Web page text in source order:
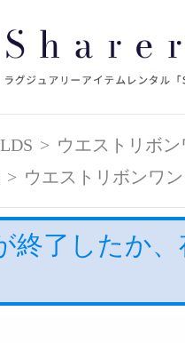
> ウエストリボ
> ウエストリボンワ
終了したか